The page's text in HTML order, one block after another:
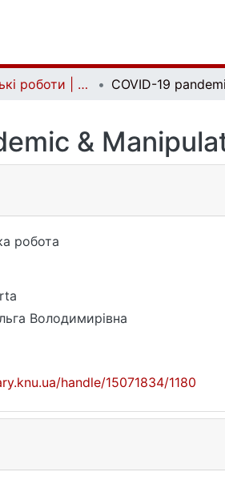
Бакалаврські роботи | Bachelor theses
&
робота
Володимирівна
handle/15071834/1180